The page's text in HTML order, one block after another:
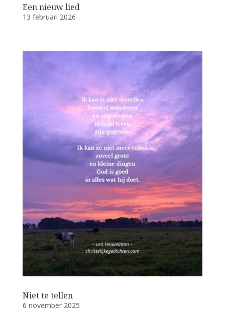
Een nieuw lied
13 februari 2026
Niet te tellen
6 november 2025